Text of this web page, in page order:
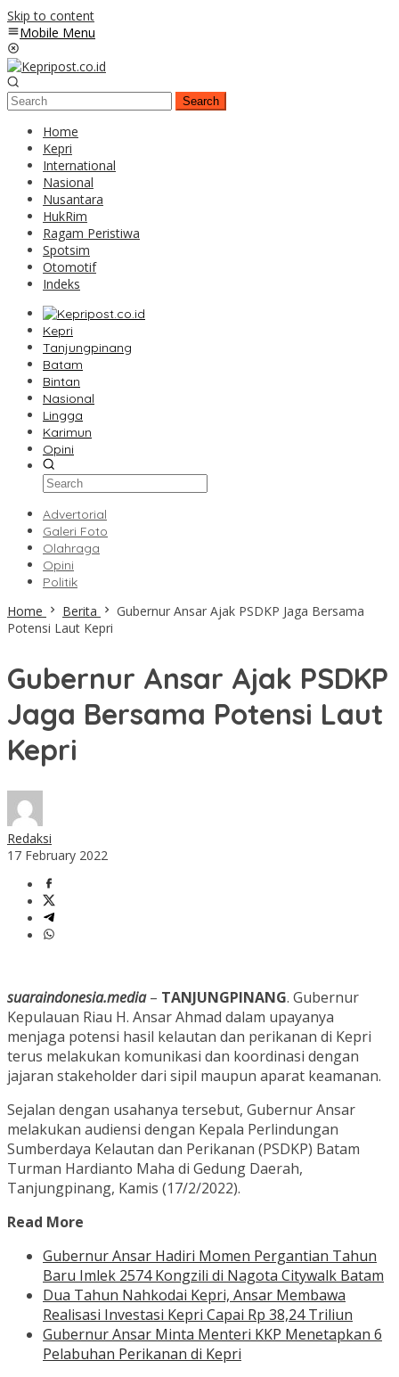
Skip to content
Mobile Menu
Search
Home
Kepri
International
Nasional
Nusantara
HukRim
Ragam Peristiwa
Spotsim
Otomotif
Indeks
Kepri
Tanjungpinang
Batam
Bintan
Nasional
Lingga
Karimun
Opini
Advertorial
Galeri Foto
Olahraga
Opini
Politik
Home Berita
Gubernur Ansar Ajak PSDKP Jaga Bersama
Potensi Laut Kepri
Gubernur Ansar Ajak PSDKP
Jaga Bersama Potensi Laut
Kepri
Redaksi
17 February 2022
suaraindonesia.media– TANJUNGPINANG. Gubernur
Kepulauan Riau H. Ansar Ahmad dalam upayanya
menjaga potensi hasil kelautan dan perikanan di Kepri
terus melakukan komunikasi dan koordinasi dengan
jajaran stakeholder dari sipil maupun aparat keamanan.
Sejalan dengan usahanya tersebut, Gubernur Ansar
melakukan audiensi dengan Kepala Perlindungan
Sumberdaya Kelautan dan Perikanan (PSDKP) Batam
Turman Hardianto Maha di Gedung Daerah,
Tanjungpinang, Kamis (17/2/2022).
Read More
Gubernur Ansar Hadiri Momen Pergantian Tahun
Baru Imlek 2574 Kongzili di Nagota Citywalk Batam
Dua Tahun Nahkodai Kepri, Ansar Membawa
Realisasi Investasi Kepri Capai Rp 38,24 Triliun
Gubernur Ansar Minta Menteri KKP Menetapkan 6
Pelabuhan Perikanan di Kepri